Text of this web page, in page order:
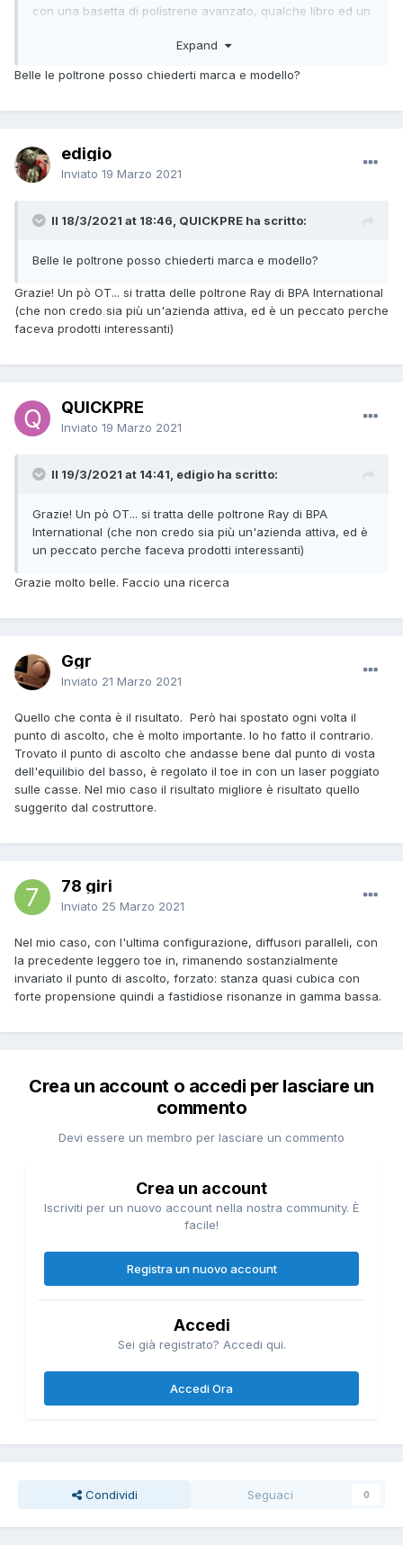
con una basetta di polistrene avanzato, qualche libro ed un
Ho usato invece una livella laser acquistata per 13 euro su
altoparlanti (nel mio caso c'è solo un altoparlante per
posizioni del punto di incrocio:
coincidente con la testa (con le orecchie per la
precisione)
50 cm avanti
1 mt avanti
I parametri valutati sono stati larghezza, profondita della
scena, precisone del fuoco e corpo delle voci.
Alla fine ho deciso di sacrificare ulteriormente la larghezza,
ascolto, mentre dalla poltrona accanto le differenza si
percepiscono in maniera minore.
di 50 cm rispetto al punto di ascolto, ma credo che questo
risultato valga solo nel mio ambiente, con i miei diffusori e
Expand
Belle le poltrone posso chiederti marca e modello?
edigio
Inviato 19 Marzo 2021
Il 18/3/2021 at 18:46, QUICKPRE ha scritto:
Belle le poltrone posso chiederti marca e modello?
Grazie! Un pò OT... si tratta delle poltrone Ray di BPA International
(che non credo sia più un'azienda attiva, ed è un peccato perche
faceva prodotti interessanti)
QUICKPRE
Inviato 19 Marzo 2021
Il 19/3/2021 at 14:41, edigio ha scritto:
Grazie! Un pò OT... si tratta delle poltrone Ray di BPA
International (che non credo sia più un'azienda attiva, ed è
un peccato perche faceva prodotti interessanti)
Grazie molto belle. Faccio una ricerca
Ggr
Inviato 21 Marzo 2021
Quello che conta è il risultato. Però hai spostato ogni volta il
punto di ascolto, che è molto importante. Io ho fatto il contrario.
Trovato il punto di ascolto che andasse bene dal punto di vosta
dell'equilibio del basso, è regolato il toe in con un laser poggiato
sulle casse. Nel mio caso il risultato migliore è risultato quello
suggerito dal costruttore.
78 giri
Inviato 25 Marzo 2021
Nel mio caso, con l'ultima configurazione, diffusori paralleli, con
la precedente leggero toe in, rimanendo sostanzialmente
invariato il punto di ascolto, forzato: stanza quasi cubica con
forte propensione quindi a fastidiose risonanze in gamma bassa.
Crea un account o accedi per lasciare un
commento
Devi essere un membro per lasciare un commento
Crea un account
Iscriviti per un nuovo account nella nostra community. È
facile!
Registra un nuovo account
Accedi
Sei già registrato? Accedi qui.
Accedi Ora
Condividi Seguaci 0